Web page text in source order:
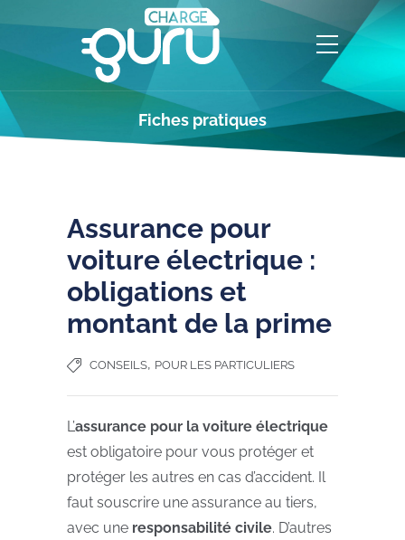
Fiches pratiques
Assurance pour
voiture électrique :
obligations et
montant de la prime
CONSEILS, POUR LES PARTICULIERS
L’assurance pour la voiture électrique
est obligatoire pour vous protéger et
protéger les autres en cas d’accident. Il
faut souscrire une assurance au tiers,
avec une responsabilité civile. D’autres